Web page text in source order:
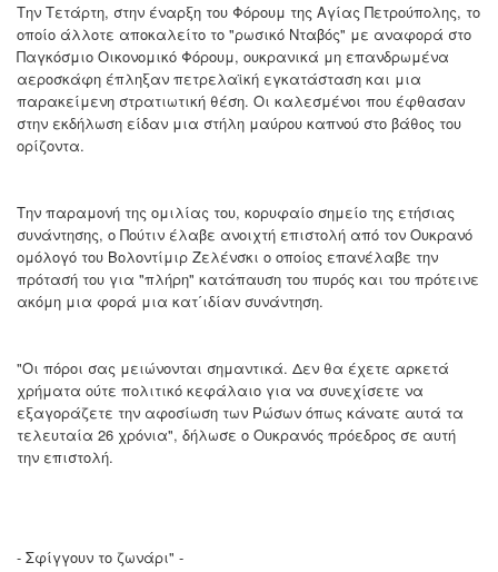
Την Τετάρτη, στην έναρξη του Φόρουμ της Αγίας Πετρούπολης, το
οποίο άλλοτε αποκαλείτο το "ρωσικό Νταβός" με αναφορά στο
Παγκόσμιο Οικονομικό Φόρουμ, ουκρανικά μη επανδρωμένα
αεροσκάφη έπληξαν πετρελαϊκή εγκατάσταση και μια
παρακείμενη στρατιωτική θέση. Οι καλεσμένοι που έφθασαν
στην εκδήλωση είδαν μια στήλη μαύρου καπνού στο βάθος του
ορίζοντα.
Την παραμονή της ομιλίας του, κορυφαίο σημείο της ετήσιας
συνάντησης, ο Πούτιν έλαβε ανοιχτή επιστολή από τον Ουκρανό
ομόλογό του Βολοντίμιρ Ζελένσκι ο οποίος επανέλαβε την
πρότασή του για "πλήρη" κατάπαυση του πυρός και του πρότεινε
ακόμη μια φορά μια κατ΄ιδίαν συνάντηση.
"Οι πόροι σας μειώνονται σημαντικά. Δεν θα έχετε αρκετά
χρήματα ούτε πολιτικό κεφάλαιο για να συνεχίσετε να
εξαγοράζετε την αφοσίωση των Ρώσων όπως κάνατε αυτά τα
τελευταία 26 χρόνια", δήλωσε ο Ουκρανός πρόεδρος σε αυτή
την επιστολή.
- Σφίγγουν το ζωνάρι" -